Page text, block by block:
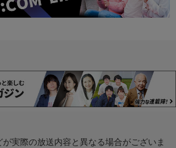
実際の放送内容と異なる場合がございま